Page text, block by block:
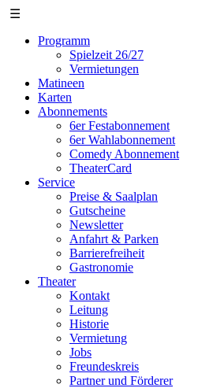
☰
Programm
Spielzeit 26/27
Vermietungen
Matineen
Karten
Abonnements
6er Festabonnement
6er Wahlabonnement
Comedy Abonnement
TheaterCard
Service
Preise & Saalplan
Gutscheine
Newsletter
Anfahrt & Parken
Barrierefreiheit
Gastronomie
Theater
Kontakt
Leitung
Historie
Vermietung
Jobs
Freundeskreis
Partner und Förderer